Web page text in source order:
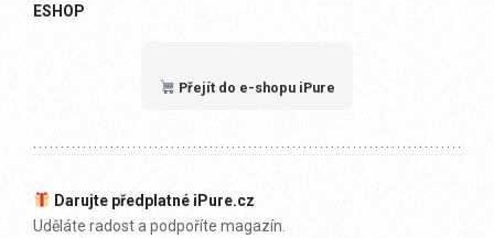
ESHOP
Přejít do e-shopu iPure
Darujte předplatné iPure.cz
Uděláte radost a podpoříte magazín.